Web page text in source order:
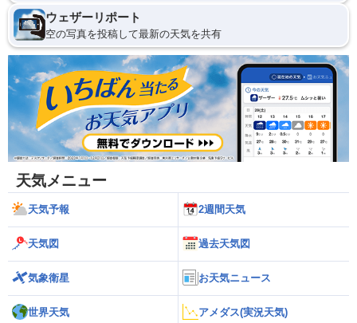
ウェザーリポート
空の写真を投稿して最新の天気を共有
天気メニュー
天気予報 2週間天気
天気図 過去天気図
気象衛星 お天気ニュース
世界天気 アメダス(実況天気)